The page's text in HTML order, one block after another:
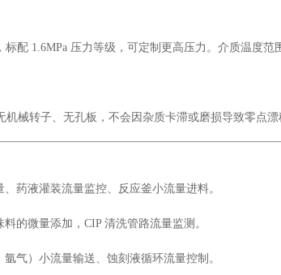
，标配 1.6MPa 压力等级，可定制更高压力。介质温度
机械转子、无孔板，不会因杂质卡滞或磨损导致零点漂
、药液灌装流量监控、反应釜小流量进料。
料的微量添加，CIP 清洗管路流量监测。
氩气）小流量输送、蚀刻液循环流量控制。